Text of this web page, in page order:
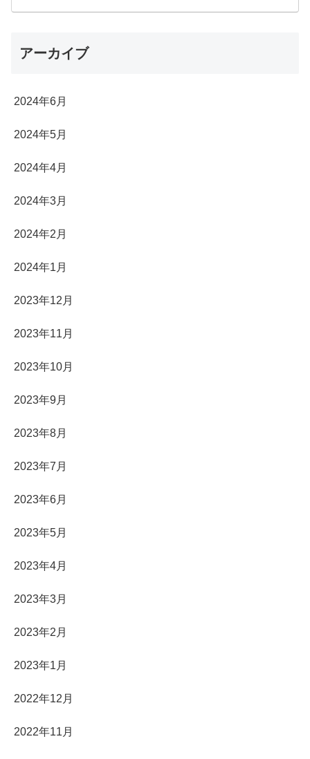
アーカイブ
2024年6月
2024年5月
2024年4月
2024年3月
2024年2月
2024年1月
2023年12月
2023年11月
2023年10月
2023年9月
2023年8月
2023年7月
2023年6月
2023年5月
2023年4月
2023年3月
2023年2月
2023年1月
2022年12月
2022年11月